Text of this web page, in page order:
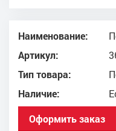
Наименование:
Артикул:
Тип товара:
Наличие:
Оформить заказ